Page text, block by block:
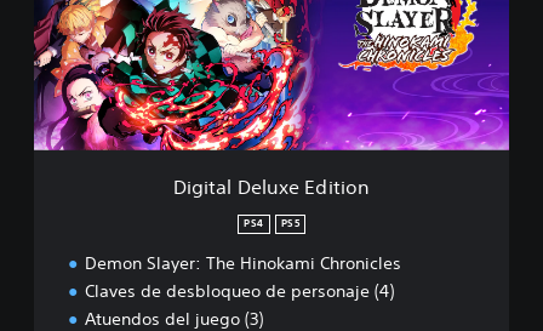
l
D
e
l
u
x
Digital Deluxe Edition
PS4 PS5
Demon Slayer: The Hinokami Chronicles
Claves de desbloqueo de personaje (4)
Atuendos del juego (3)